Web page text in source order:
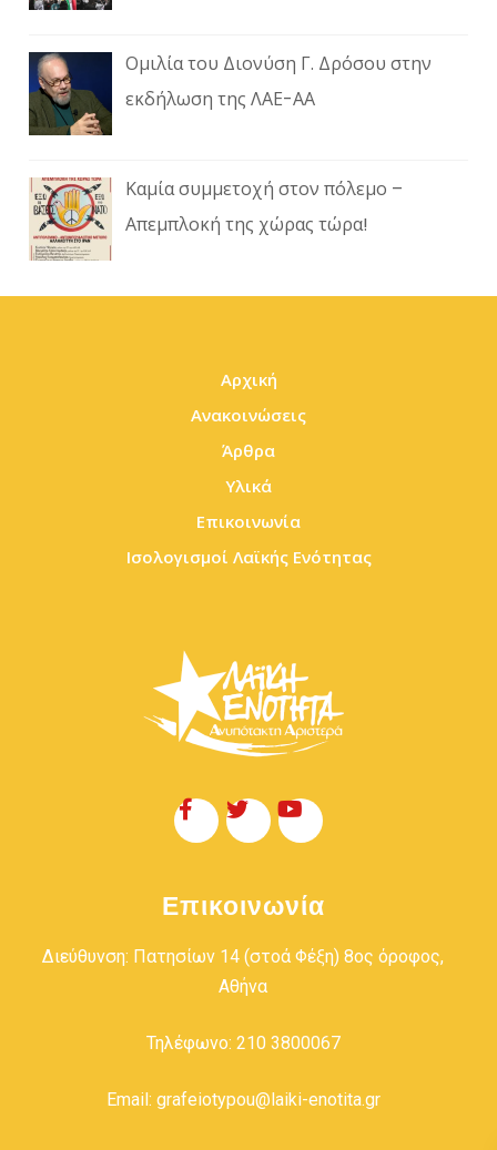
Ομιλία του Διονύση Γ. Δρόσου στην
εκδήλωση της ΛΑΕ-ΑΑ
Καμία συμμετοχή στον πόλεμο –
Απεμπλοκή της χώρας τώρα!
Αρχική
Ανακοινώσεις
Άρθρα
Υλικά
Επικοινωνία
Ισολογισμοί Λαϊκής Ενότητας
Επικοινωνία
Διεύθυνση: Πατησίων 14 (στοά Φέξη) 8ος όροφος,
Αθήνα
Τηλέφωνο: 210 3800067
Email: grafeiotypou@laiki-enotita.gr